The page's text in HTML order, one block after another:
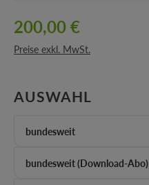
200,00 €
Preise exkl. MwSt.
AUSWAHL
bundesweit
bundesweit (Download-Abo)